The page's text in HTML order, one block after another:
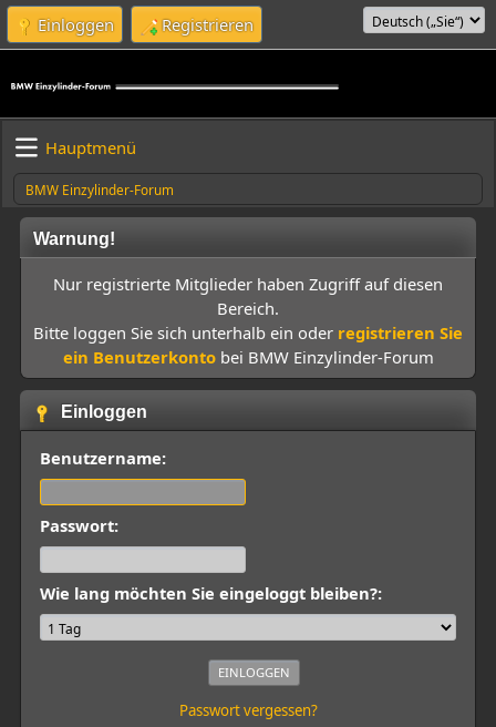
Einloggen Registrieren
Hauptmenü
BMW Einzylinder-Forum
Warnung!
Nur registrierte Mitglieder haben Zugriff auf diesen
Bereich.
Bitte loggen Sie sich unterhalb ein oder registrieren Sie
ein Benutzerkontobei BMW Einzylinder-Forum
Einloggen
Benutzername:
Passwort:
Wie lang möchten Sie eingeloggt bleiben?:
Passwort vergessen?